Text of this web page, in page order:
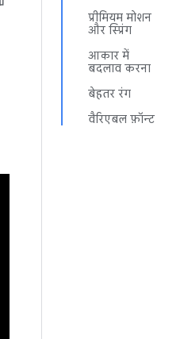
प्रीमियम मोशन
और स्प्रिंग
आकार में
बदलाव करना
बेहतर रंग
वैरिएबल फ़ॉन्ट